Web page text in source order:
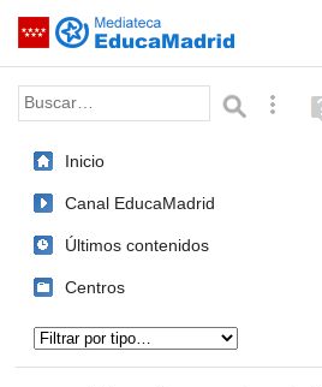
Saltar navegación
Palabra o frase:
Inicio
Canal EducaMadrid
Últimos contenidos
Centros